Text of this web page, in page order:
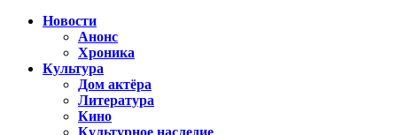
Новости
Анонс
Хроника
Культура
Дом актёра
Литература
Кино